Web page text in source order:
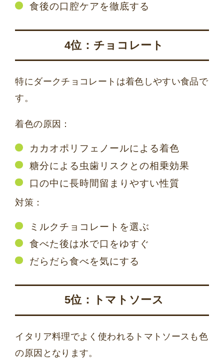
食後の口腔ケアを徹底する
4位：チョコレート
特にダークチョコレートは着色しやすい食品で
す。
着色の原因：
カカオポリフェノールによる着色
糖分による虫歯リスクとの相乗効果
口の中に長時間留まりやすい性質
対策：
ミルクチョコレートを選ぶ
食べた後は水で口をゆすぐ
だらだら食べを気にする
5位：トマトソース
イタリア料理でよく使われるトマトソースも色
の原因となります。